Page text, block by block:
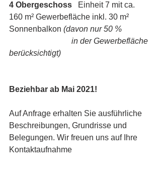
4 Obergeschoss
Einheit 7 mit ca.
160 m² Gewerbefläche inkl. 30 m²
Sonnenbalkon (davon nur 50 %
berücksichtigt)
Beziehbar ab Mai 2021!
Auf Anfrage erhalten Sie ausführliche
Beschreibungen, Grundrisse und
Belegungen. Wir freuen uns auf Ihre
Kontaktaufnahme